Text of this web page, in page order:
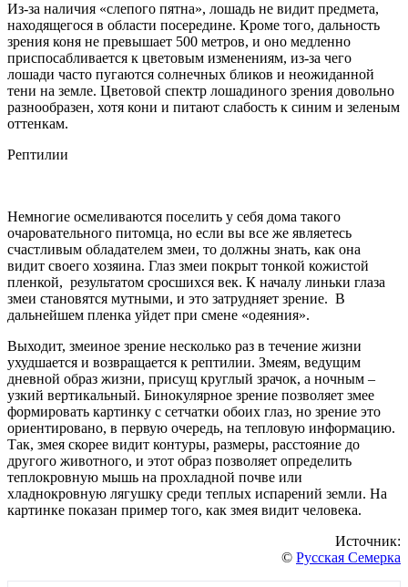
Из-за наличия «слепого пятна», лошадь не видит предмета,
находящегося в области посередине. Кроме того, дальность
зрения коня не превышает 500 метров, и оно медленно
приспосабливается к цветовым изменениям, из-за чего
лошади часто пугаются солнечных бликов и неожиданной
тени на земле. Цветовой спектр лошадиного зрения довольно
разнообразен, хотя кони и питают слабость к синим и зеленым
оттенкам.
Рептилии
Немногие осмеливаются поселить у себя дома такого
очаровательного питомца, но если вы все же являетесь
счастливым обладателем змеи, то должны знать, как она
видит своего хозяина. Глаз змеи покрыт тонкой кожистой
пленкой, результатом сросшихся век. К началу линьки глаза
змеи становятся мутными, и это затрудняет зрение. В
дальнейшем пленка уйдет при смене «одеяния».
Выходит, змеиное зрение несколько раз в течение жизни
ухудшается и возвращается к рептилии. Змеям, ведущим
дневной образ жизни, присущ круглый зрачок, а ночным –
узкий вертикальный. Бинокулярное зрение позволяет змее
формировать картинку с сетчатки обоих глаз, но зрение это
ориентировано, в первую очередь, на тепловую информацию.
Так, змея скорее видит контуры, размеры, расстояние до
другого животного, и этот образ позволяет определить
теплокровную мышь на прохладной почве или
хладнокровную лягушку среди теплых испарений земли. На
картинке показан пример того, как змея видит человека.
Источник:
© Русская Семерка